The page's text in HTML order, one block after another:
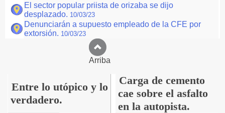
El sector popular priista de orizaba se dijo
desplazado. 10/03/23
Denunciarán a supuesto empleado de la CFE por
extorsión. 10/03/23
Arriba
Entre lo utópico y lo
verdadero.
Carga de cemento
cae sobre el asfalto
en la autopista.